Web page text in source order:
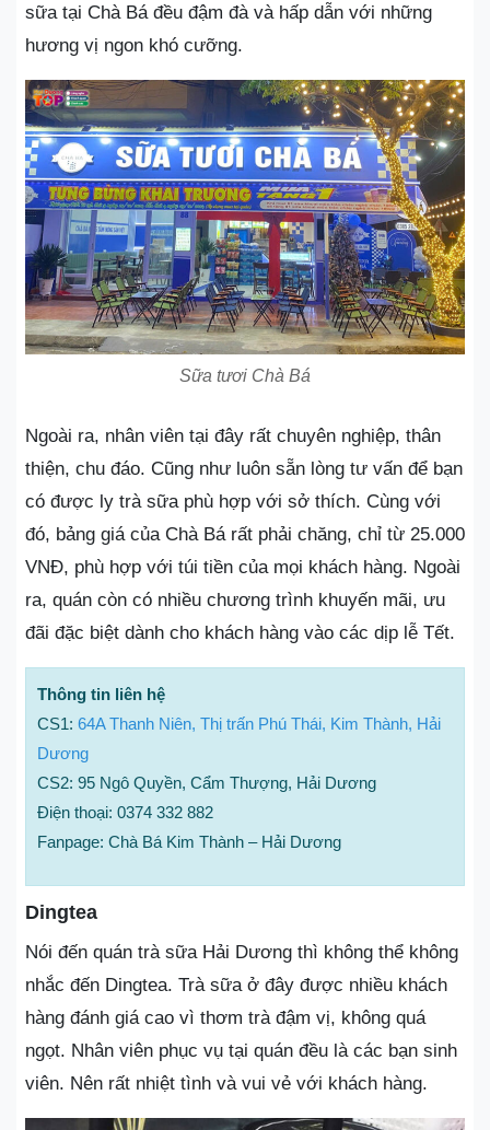
sữa tại Chà Bá đều đậm đà và hấp dẫn với những
hương vị ngon khó cưỡng.
Sữa tươi Chà Bá
Ngoài ra, nhân viên tại đây rất chuyên nghiệp, thân
thiện, chu đáo. Cũng như luôn sẵn lòng tư vấn để bạn
có được ly trà sữa phù hợp với sở thích. Cùng với
đó, bảng giá của Chà Bá rất phải chăng, chỉ từ 25.000
VNĐ, phù hợp với túi tiền của mọi khách hàng. Ngoài
ra, quán còn có nhiều chương trình khuyến mãi, ưu
đãi đặc biệt dành cho khách hàng vào các dịp lễ Tết.
Thông tin liên hệ
CS1: 64A Thanh Niên, Thị trấn Phú Thái, Kim Thành, Hải
Dương
CS2: 95 Ngô Quyền, Cẩm Thượng, Hải Dương
Điện thoại: 0374 332 882
Fanpage: Chà Bá Kim Thành – Hải Dương
Dingtea
Nói đến quán trà sữa Hải Dương thì không thể không
nhắc đến Dingtea. Trà sữa ở đây được nhiều khách
hàng đánh giá cao vì thơm trà đậm vị, không quá
ngọt. Nhân viên phục vụ tại quán đều là các bạn sinh
viên. Nên rất nhiệt tình và vui vẻ với khách hàng.